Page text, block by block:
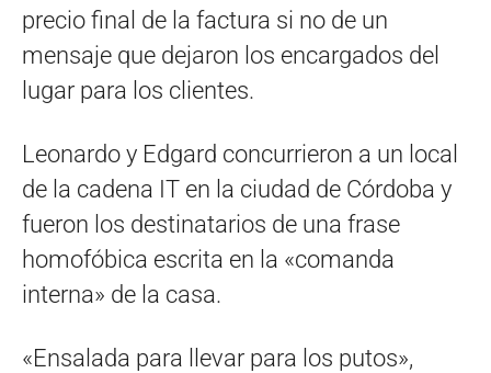
precio final de la factura si no de un
mensaje que dejaron los encargados del
lugar para los clientes.
Leonardo y Edgard concurrieron a un local
de la cadena IT en la ciudad de Córdoba y
fueron los destinatarios de una frase
homofóbica escrita en la «comanda
interna» de la casa.
«Ensalada para llevar para los putos»,